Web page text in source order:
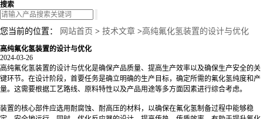
搜索
您当前的位置： 网站首页 > 技术文章 >高纯氟化氢装置的设计与优化
高纯氟化氢装置的设计与优化
2024-03-26
高纯氟化氢装置的设计与优化是确保产品质量、提高生产效率以及确保生产安全的关
键环节。在设计阶段，首要任务是确立明确的生产目标，确定所需的氟化氢纯度和产
量。这需要根据工艺路线、原料特性以及产品用途等多方面因素进行综合考虑。
装置的核心部件应选用耐腐蚀、耐高压的材料，以确保在氟化氢制备过程中能够稳